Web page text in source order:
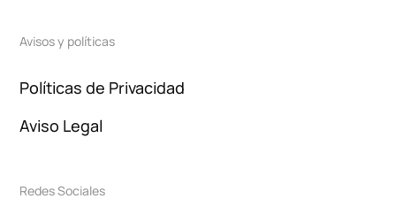
Avisos y políticas
Políticas de Privacidad
Aviso Legal
Redes Sociales